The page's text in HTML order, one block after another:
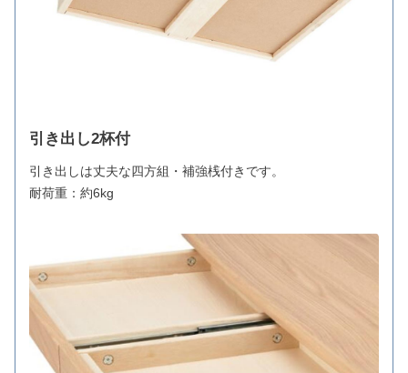
引き出し2杯付
引き出しは丈夫な四方組・補強桟付きです。
耐荷重：約6kg